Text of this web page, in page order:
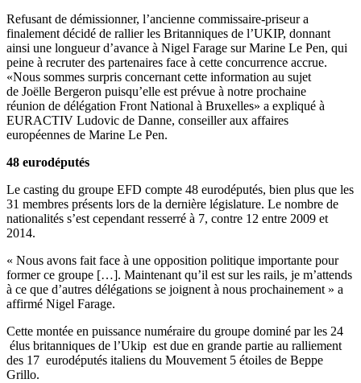
Refusant de démissionner, l’ancienne commissaire-priseur a
finalement décidé de rallier les Britanniques de l’UKIP, donnant
ainsi une longueur d’avance à Nigel Farage sur Marine Le Pen, qui
peine à recruter des partenaires face à cette concurrence accrue.
«Nous sommes surpris concernant cette information au sujet
de Joëlle Bergeron puisqu’elle est prévue à notre prochaine
réunion de délégation Front National à Bruxelles» a expliqué à
EURACTIV Ludovic de Danne, conseiller aux affaires
européennes de Marine Le Pen.
48 eurodéputés
Le casting du groupe EFD compte 48 eurodéputés, bien plus que les
31 membres présents lors de la dernière législature. Le nombre de
nationalités s’est cependant resserré à 7, contre 12 entre 2009 et
2014.
« Nous avons fait face à une opposition politique importante pour
former ce groupe […]. Maintenant qu’il est sur les rails, je m’attends
à ce que d’autres délégations se joignent à nous prochainement » a
affirmé Nigel Farage.
Cette montée en puissance numéraire du groupe dominé par les 24
élus britanniques de l’Ukip est due en grande partie au ralliement
des 17 eurodéputés italiens du Mouvement 5 étoiles de Beppe
Grillo.